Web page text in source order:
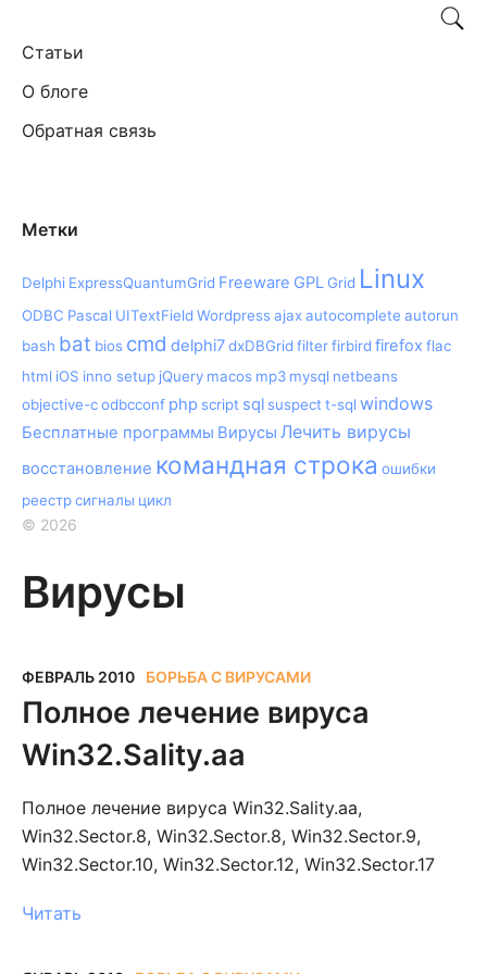
Статьи
О блоге
Обратная связь
Метки
Delphi ExpressQuantumGrid Freeware GPLGrid Linux
ODBC Pascal UITextField Wordpressajaxautocomplete autorun
bash bat bios cmd delphi7dxDBGrid filterfirbird firefox flac
html iOS inno setup jQuery macos mp3 mysql netbeans
objective-codbcconf php script sql suspect t-sql windows
Бесплатные программы Вирусы Лечить вирусы
восстановление командная строка ошибки
реестрсигналы цикл
© 2026
Вирусы
ФЕВРАЛЬ 2010 БОРЬБА С ВИРУСАМИ
Полное лечение вируса
Win32.Sality.aa
Полное лечение вируса Win32.Sality.aa,
Win32.Sector.8, Win32.Sector.8, Win32.Sector.9,
Win32.Sector.10, Win32.Sector.12, Win32.Sector.17
Читать